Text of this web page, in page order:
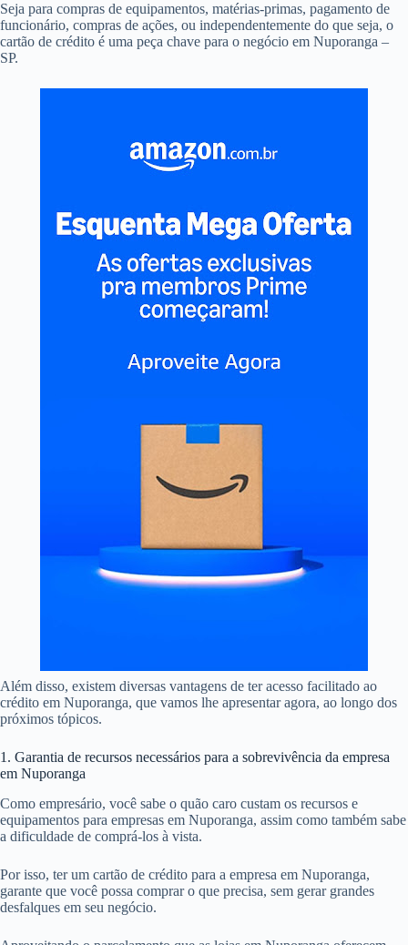
Seja para compras de equipamentos, matérias-primas, pagamento de
funcionário, compras de ações, ou independentemente do que seja, o
cartão de crédito é uma peça chave para o negócio em Nuporanga –
SP.
Além disso, existem diversas vantagens de ter acesso facilitado ao
crédito em Nuporanga, que vamos lhe apresentar agora, ao longo dos
próximos tópicos.
1. Garantia de recursos necessários para a sobrevivência da empresa
em Nuporanga
Como empresário, você sabe o quão caro custam os recursos e
equipamentos para empresas em Nuporanga, assim como também sabe
a dificuldade de comprá-los à vista.
Por isso, ter um cartão de crédito para a empresa em Nuporanga,
garante que você possa comprar o que precisa, sem gerar grandes
desfalques em seu negócio.